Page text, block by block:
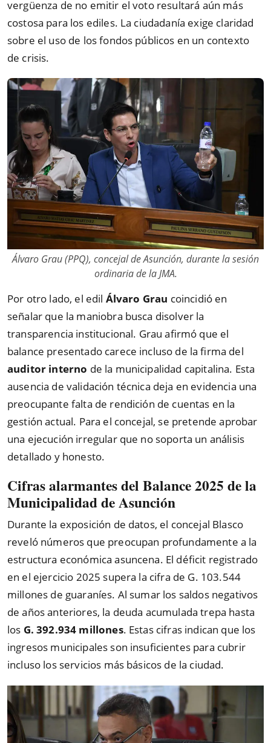
vergüenza de no emitir el voto resultará aún más
costosa para los ediles. La ciudadanía exige claridad
sobre el uso de los fondos públicos en un contexto
de crisis.
Álvaro Grau (PPQ), concejal de Asunción, durante la sesión
ordinaria de la JMA.
Por otro lado, el edil Álvaro Grau coincidió en
señalar que la maniobra busca disolver la
transparencia institucional. Grau afirmó que el
balance presentado carece incluso de la firma del
auditor interno de la municipalidad capitalina. Esta
ausencia de validación técnica deja en evidencia una
preocupante falta de rendición de cuentas en la
gestión actual. Para el concejal, se pretende aprobar
una ejecución irregular que no soporta un análisis
detallado y honesto.
Cifras alarmantes del Balance 2025 de la
Municipalidad de Asunción
Durante la exposición de datos, el concejal Blasco
reveló números que preocupan profundamente a la
estructura económica asuncena. El déficit registrado
en el ejercicio 2025 supera la cifra de G. 103.544
millones de guaraníes. Al sumar los saldos negativos
de años anteriores, la deuda acumulada trepa hasta
los G. 392.934 millones. Estas cifras indican que los
ingresos municipales son insuficientes para cubrir
incluso los servicios más básicos de la ciudad.